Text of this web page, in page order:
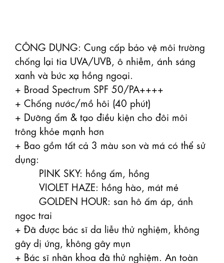
CÔNG DỤNG: Cung cấp bảo vệ môi trường
chống lại tia UVA/UVB, ô nhiễm, ánh sáng
xanh và bức xạ hồng ngoại.
+ Broad Spectrum SPF 50/PA++++
+ Chống nước/mồ hôi (40 phút)
+ Dưỡng ẩm & tạo điều kiện cho đôi môi
trông khỏe mạnh hơn
+ Bao gồm tất cả 3 màu son và má có thể sử
dụng:
ngọc trai
+ Đã được bác sĩ da liễu thử nghiệm, không
gây dị ứng, không gây mụn
+ Bác sĩ nhãn khoa đã thử nghiệm. An toàn